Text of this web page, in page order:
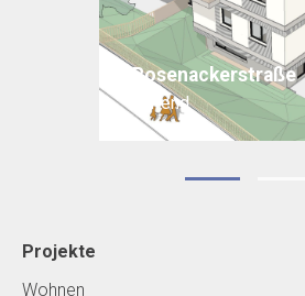
Rosenackerstraße
laufend
Projekte
Wohnen